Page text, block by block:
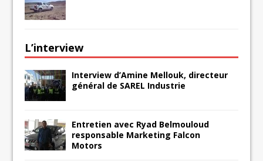
L’interview
Interview d’Amine Mellouk, directeur
général de SAREL Industrie
Entretien avec Ryad Belmouloud
responsable Marketing Falcon
Motors